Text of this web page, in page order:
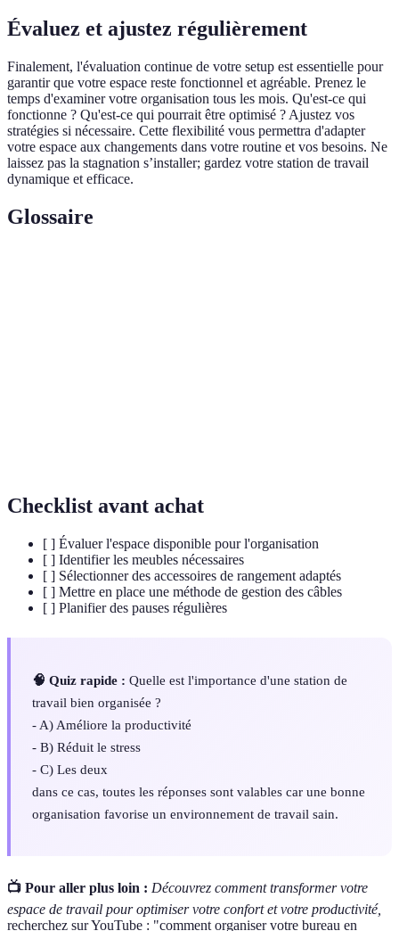
Évaluez et ajustez régulièrement
Finalement, l'évaluation continue de votre setup est essentielle pour
garantir que votre espace reste fonctionnel et agréable. Prenez le
temps d'examiner votre organisation tous les mois. Qu'est-ce qui
fonctionne ? Qu'est-ce qui pourrait être optimisé ? Ajustez vos
stratégies si nécessaire. Cette flexibilité vous permettra d'adapter
votre espace aux changements dans votre routine et vos besoins. Ne
laissez pas la stagnation s’installer; gardez votre station de travail
dynamique et efficace.
Glossaire
Checklist avant achat
[ ] Évaluer l'espace disponible pour l'organisation
[ ] Identifier les meubles nécessaires
[ ] Sélectionner des accessoires de rangement adaptés
[ ] Mettre en place une méthode de gestion des câbles
[ ] Planifier des pauses régulières
🧠 Quiz rapide : Quelle est l'importance d'une station de
travail bien organisée ?
- A) Améliore la productivité
- B) Réduit le stress
- C) Les deux
dans ce cas, toutes les réponses sont valables car une bonne
organisation favorise un environnement de travail sain.
📺 Pour aller plus loin : Découvrez comment transformer votre
espace de travail pour optimiser votre confort et votre productivité,
recherchez sur YouTube : "comment organiser votre bureau en